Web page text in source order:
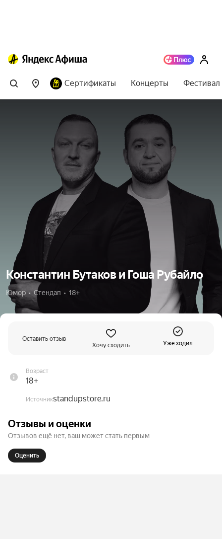
Сертификаты Концерты
Константин Бутаков и Гоша Рубайло
Юмор  •  Стендап  •  18+
Оставить отзыв
Хочу сходить
Уже ходил
Возраст
18+
Источникstandupstore.ru
Отзывы и оценки
Отзывов ещё нет, ваш может стать первым
Оценить